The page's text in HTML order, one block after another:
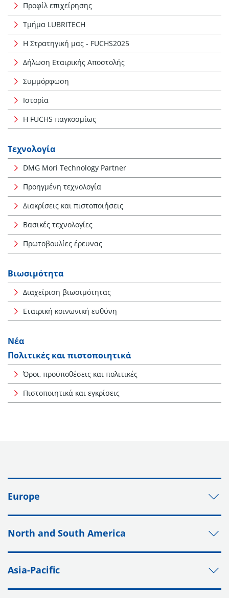
Προφίλ επιχείρησης
Τμήμα LUBRITECH
Η Στρατηγική μας - FUCHS2025
Δήλωση Εταιρικής Αποστολής
Συμμόρφωση
Ιστορία
Η FUCHS παγκοσμίως
Τεχνολογία
DMG Mori Technology Partner
Προηγμένη τεχνολογία
Διακρίσεις και πιστοποιήσεις
Βασικές τεχνολογίες
Πρωτοβουλίες έρευνας
Βιωσιμότητα
Διαχείριση βιωσιμότητας
Εταιρική κοινωνική ευθύνη
Νέα
Πολιτικές και πιστοποιητικά
Όροι, προϋποθέσεις και πολιτικές
Πιστοποιητικά και εγκρίσεις
Europe
North and South America
Asia-Pacific